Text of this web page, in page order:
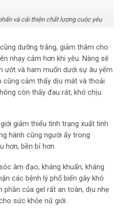
cải thiện chất lượng cuộc yêu
dưỡng trắng, giảm thâm cho
nhạy cảm hơn khi yêu. Nàng sẽ
ướt và ham muốn dưới sự âu yếm
cũng cảm thấy dịu mát và thoải
còn thấy đau rát, khó chịu
giảm thiểu tình trạng xuất tinh
hành cũng người ấy trong
hơn, bền bỉ hơn.
âm đạo, kháng khuẩn, kháng
các bệnh lý phổ biến gây khó
phần của gel rất an toàn, dịu nhẹ
sức khỏe nữ giới.